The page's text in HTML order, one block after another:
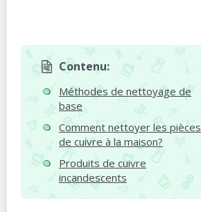
Contenu:
Méthodes de nettoyage de
base
Comment nettoyer les pièces
de cuivre à la maison?
Produits de cuivre
incandescents